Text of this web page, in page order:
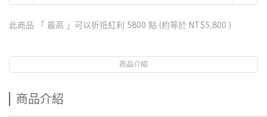
此商品 「 最高 」可以折抵紅利 5800 點 (約等於 NT$5,800 )
商品介紹
商品介紹